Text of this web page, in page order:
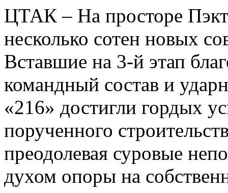
ЦТАК – На просторе
несколько сотен новых
Вставшие на 3-й этап
командный состав и
«216» достигли гордых
порученного
преодолевая суровые
духом опоры на